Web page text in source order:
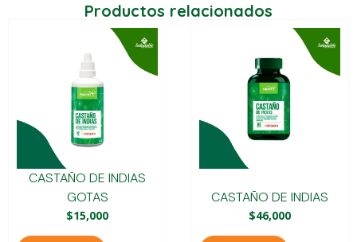
Productos relacionados
CASTAÑO DE INDIAS
GOTAS
$15,000
CASTAÑO DE INDIAS
$46,000